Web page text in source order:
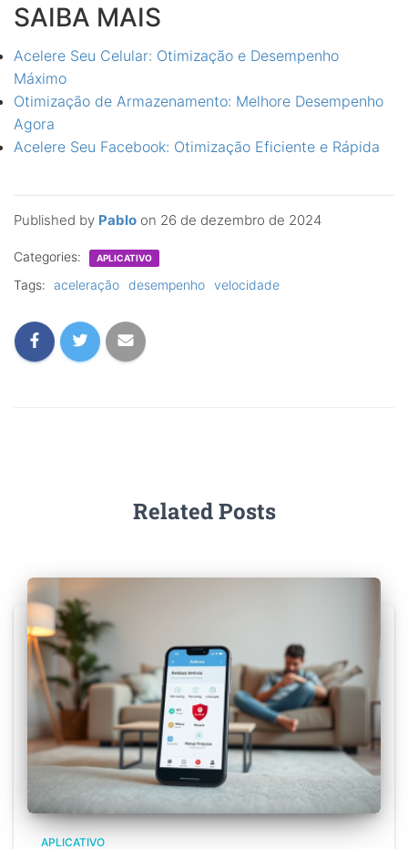
Published by Pablo on 26 de dezembro de 2024
SAIBA MAIS
Acelere Seu Celular: Otimização e Desempenho
Máximo
Otimização de Armazenamento: Melhore Desempenho
Agora
Acelere Seu Facebook: Otimização Eficiente e Rápida
Categories: APLICATIVO
Tags: aceleração desempenho velocidade
Related Posts
APLICATIVO